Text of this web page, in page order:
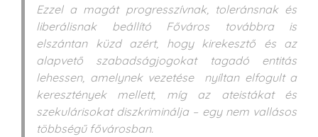
Ezzel a magát progresszívnak, toleránsnak és
liberálisnak beállító Főváros továbbra is
elszántan küzd azért, hogy kirekesztő és az
alapvető szabadságjogokat tagadó entitás
lehessen, amelynek vezetése nyíltan elfogult a
keresztények mellett, míg az ateistákat és
szekulárisokat diszkriminálja – egy nem vallásos
többségű fővárosban.